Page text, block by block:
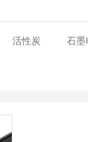
活性炭 石墨